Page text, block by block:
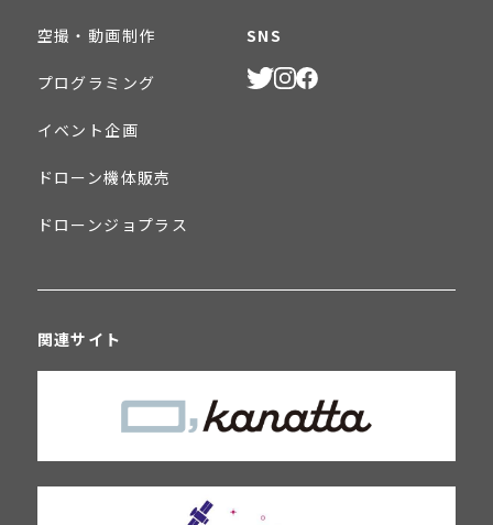
空撮・動画制作
プログラミング
イベント企画
ドローン機体販売
ドローンジョプラス
SNS
関連サイト